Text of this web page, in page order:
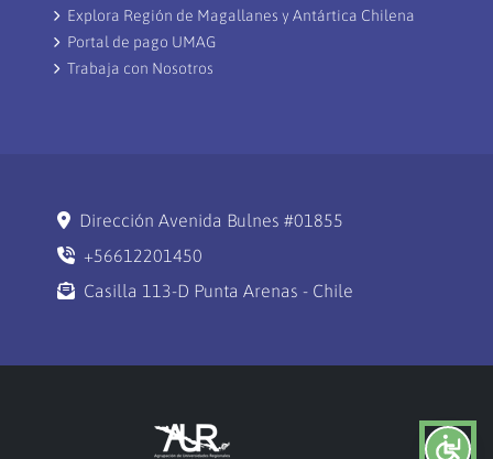
Explora Región de Magallanes y Antártica Chilena
Portal de pago UMAG
Trabaja con Nosotros
Dirección Avenida Bulnes #01855
+56612201450
Casilla 113-D Punta Arenas - Chile